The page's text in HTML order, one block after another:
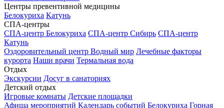
Центры превентивной медицины
Белокуриха Катунь
СПА-центры
СПА-центр Белокуриха СПА-центр Сибирь СПА-центр
Катунь
Оздоровительный центр Водный мир Лечебные факторы
курорта Наши врачи Термальная вода
Отдых
Экскурсии Досуг в санаториях
Детский отдых
Игровые комнаты Детские площадки
Афиша мероприятий Календарь событий Белокуриха Горная